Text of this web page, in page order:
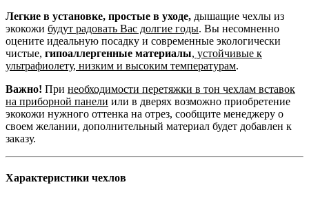
Легкие в установке, простые в уходе, дышащие чехлы из
экокожи будут радовать Вас долгие годы. Вы несомненно
оцените идеальную посадку и современные экологически
чистые, гипоаллергенные материалы, устойчивые к
ультрафиолету, низким и высоким температурам.
Важно! При необходимости перетяжки в тон чехлам вставок
на приборной панели или в дверях возможно приобретение
экокожи нужного оттенка на отрез, сообщите менеджеру о
своем желании, дополнительный материал будет добавлен к
заказу.
Характеристики чехлов